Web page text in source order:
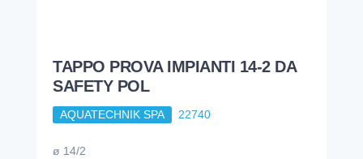
TAPPO PROVA IMPIANTI 14-2 DA
SAFETY POL
AQUATECHNIK SPA 22740
ø 14/2